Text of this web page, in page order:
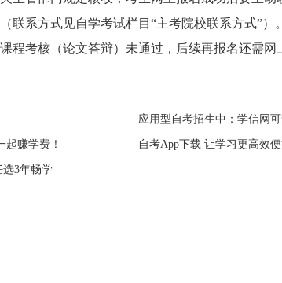
联系方式见自学考试栏目“主考院校联系方式”
程考核（论文答辩）未通过，后续再报名还需网
应用型自考招生中：学信网
起赚学费！ 自考App下载 让学习更高效
选3年畅学